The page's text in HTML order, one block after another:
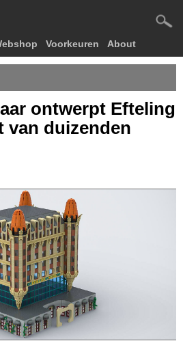
Voorkeuren About
ontwerpt Efteling
van duizenden